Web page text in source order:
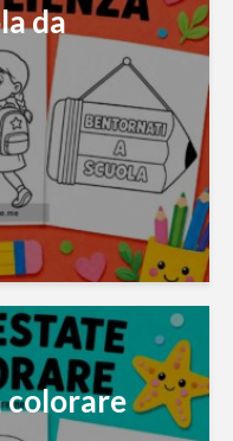
da
colorare